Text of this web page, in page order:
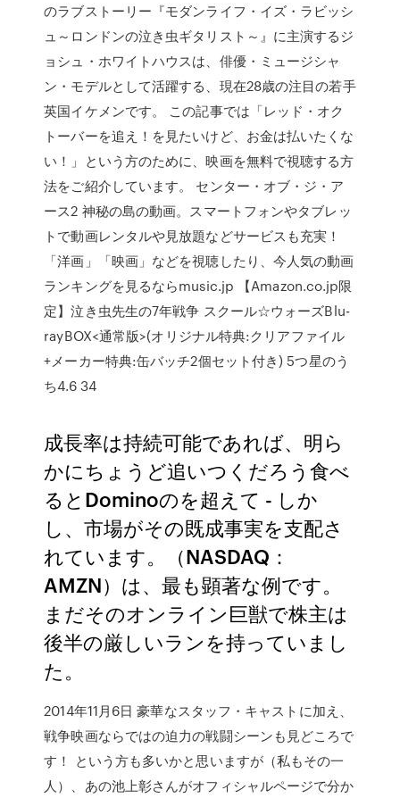
のラブストーリー『モダンライフ・イズ・ラビッシ
ュ～ロンドンの泣き虫ギタリスト～』に主演するジ
ョシュ・ホワイトハウスは、俳優・ミュージシャ
ン・モデルとして活躍する、現在28歳の注目の若手
英国イケメンです。 この記事では「レッド・オク
トーバーを追え！を見たいけど、お金は払いたくな
い！」という方のために、映画を無料で視聴する方
法をご紹介しています。 センター・オブ・ジ・ア
ース2 神秘の島の動画。スマートフォンやタブレッ
トで動画レンタルや見放題などサービスも充実！
「洋画」「映画」などを視聴したり、今人気の動画
ランキングを見るならmusic.jp 【Amazon.co.jp限
定】泣き虫先生の7年戦争 スクール☆ウォーズBlu-
rayBOX<通常版>(オリジナル特典:クリアファイル
+メーカー特典:缶バッチ2個セット付き) 5つ星のう
ち4.6 34
成長率は持続可能であれば、明ら
かにちょうど追いつくだろう食べ
るとDominoのを超えて - しか
し、市場がその既成事実を支配さ
れています。（NASDAQ：
AMZN）は、最も顕著な例です。
まだそのオンライン巨獣で株主は
後半の厳しいランを持っていまし
た。
2014年11月6日 豪華なスタッフ・キャストに加え、
戦争映画ならではの迫力の戦闘シーンも見どころで
す！ という方も多いかと思いますが（私もその一
人）、あの池上彰さんがオフィシャルページで分か